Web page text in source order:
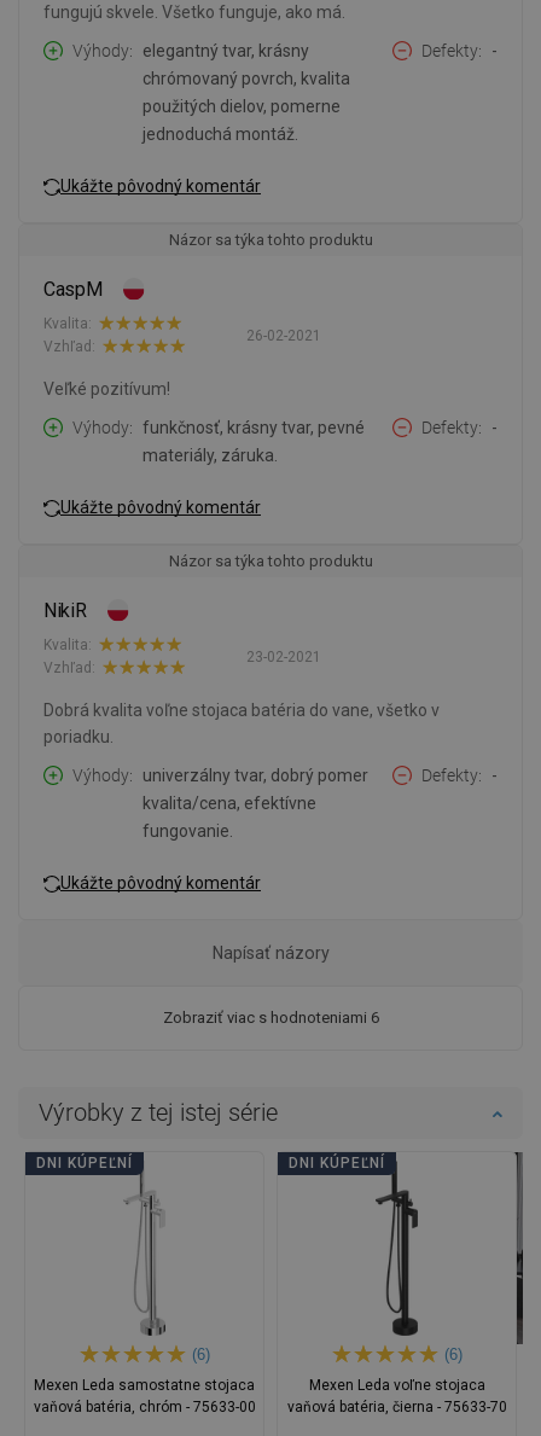
fungujú skvele. Všetko funguje, ako má.
Výhody
elegantný tvar, krásny
chrómovaný povrch, kvalita
použitých dielov, pomerne
jednoduchá montáž.
Defekty -
Ukážte pôvodný komentár
Názor sa týka tohto produktu
CaspM
26-02-2021
Kvalita:
Vzhľad:
Veľké pozitívum!
Výhody
funkčnosť, krásny tvar, pevné
materiály, záruka.
Defekty -
Ukážte pôvodný komentár
Názor sa týka tohto produktu
NikiR
23-02-2021
Kvalita:
Vzhľad:
Dobrá kvalita voľne stojaca batéria do vane, všetko v
poriadku.
Výhody
univerzálny tvar, dobrý pomer
kvalita/cena, efektívne
fungovanie.
Defekty -
Ukážte pôvodný komentár
Zobraziť viac s hodnoteniami 6
Napísať názory
Výrobky z tej istej série
DNI KÚPEĽNÍ
(6)
Mexen Leda samostatne stojaca
vaňová batéria, chróm - 75633-00
DNI KÚPEĽNÍ
(6)
Mexen Leda voľne stojaca
vaňová batéria, čierna - 75633-70